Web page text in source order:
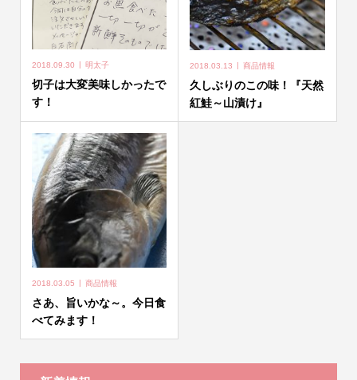
2018.09.30 明太子
切子は大変美味しかったで
す！
2018.03.13 商品情報
久しぶりのこの味！『天然
紅鮭～山漬け』
2018.03.05 商品情報
さあ、旨いかな～。今日食
べてみます！